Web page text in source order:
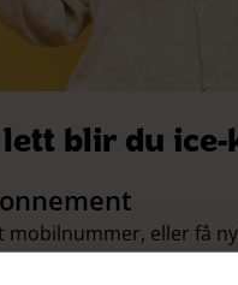
lett blir du ice-
mobilnummer, eller få